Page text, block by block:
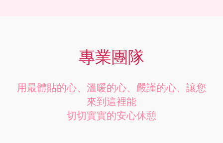
專業團隊
用最體貼的心、溫暖的心、嚴謹的心、讓您
來到這裡能
切切實實的安心休憩